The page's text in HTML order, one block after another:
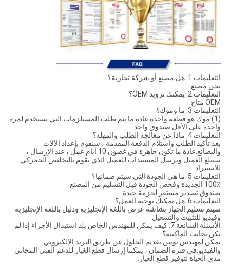
التعليمات 1. هل مصنع أو شركة تجارية؟
نحن مصنع.
التعليمات 2. يمكنك تزويد OEM؟
OEM متاح.
التعليمات 3. ما وموك؟
(1).موك هو قطعة واحدة.عادة ما يتم طلب المستلزمات التي تستخدم لمرة
واحدة على الأقل صندوق واحد.
التعليمات 4. ماذا عن معالجة الطلب والمهلة؟
بعد تأكيد الطلب واستلام الدفعة المقدمة ، سنقوم بإعداد الآلات
والبضائع.عادة ما تكون جاهزة في غضون 10 أيام عمل ، عند الإرسال ،
ستبلغ العميل وترسل المستندات للعميل الذي يقوم بالتخليص الجمركي
للاستيراد.
التعليمات 5. ما هي الجودة التي سيتم ضمانها؟
100٪ الجديدة وفحص الجودة قبل التسليم من المصنع.
صندوق تصدير مستقر لحزمة جيدة.
التعليمات 6. هل يمكنك توجيه العمل؟
سيتم تسليم الجهاز بشاشة عرض باللغة الإنجليزية ودليل باللغة الإنجليزية
وفيديو للتثبيت والتشغيل.
الأسئلة الشائعة 7. كيف يمكن للمهندس الخاص بك استبدال الأجزاء إذا لم
تكن بجانب الماكينة؟
يمكن لمهندس بونين تقديم الحلول عن طريق البريد الإلكتروني
والفيديو.في فترة الضمان ، يمكننا إرسال قطع الغيار للدعم الفني المجاني
مدى الحياة لتوفير قطع الغيار.